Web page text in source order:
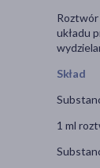
układu
Skład
1 ml